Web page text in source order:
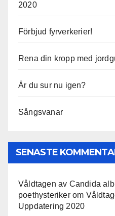
2020
Förbjud fyrverkerier!
Rena din kropp med
Är du sur nu igen?
Sångsvanar
SENASTE
Våldtagen av Candida
poethysterikerom
Uppdatering 2020